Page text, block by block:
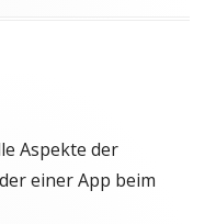
Aspekte der
einer App beim